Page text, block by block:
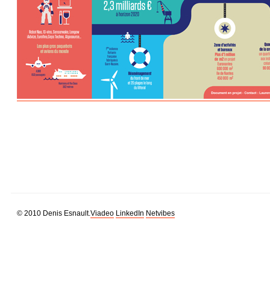
© 2010 Denis Esnault.Viadeo LinkedIn Netvibes